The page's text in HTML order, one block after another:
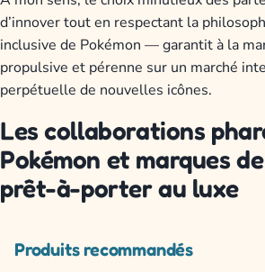
d’innover tout en respectant la
inclusive de Pokémon — garantit à la
propulsive et pérenne sur un marché
perpétuelle de nouvelles icônes.
Les collaborations
Pokémon et marques
prêt-à-porter au luxe
Produits recommandés